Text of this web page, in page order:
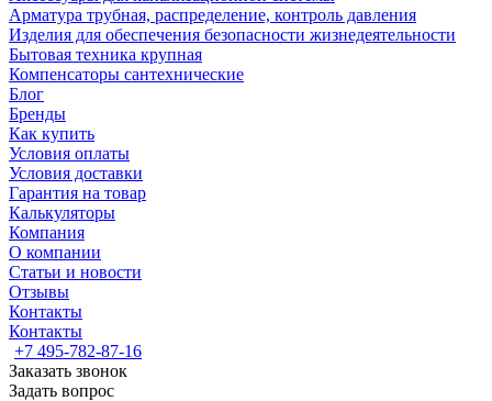
Арматура трубная, распределение, контроль давления
Изделия для обеспечения безопасности жизнедеятельности
Бытовая техника крупная
Компенсаторы сантехнические
Блог
Бренды
Как купить
Условия оплаты
Условия доставки
Гарантия на товар
Калькуляторы
Компания
О компании
Статьи и новости
Отзывы
Контакты
Контакты
+7 495-782-87-16
Заказать звонок
Задать вопрос